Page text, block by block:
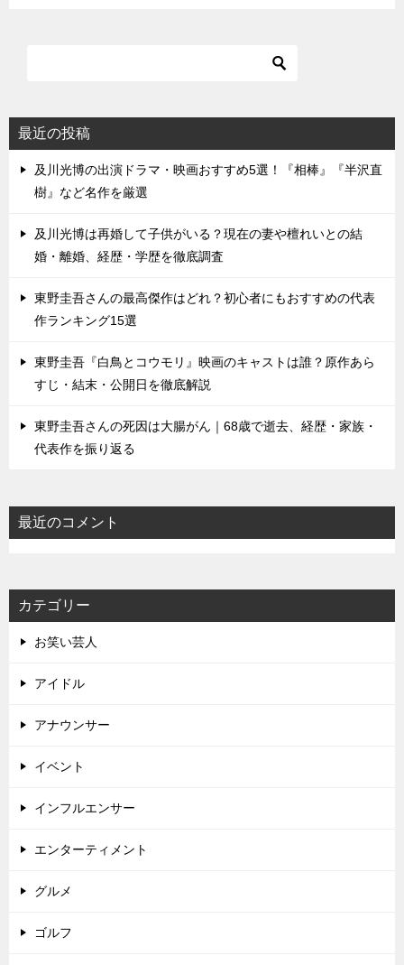
最近の投稿
及川光博の出演ドラマ・映画おすすめ5選！『相棒』『半沢直
樹』など名作を厳選
及川光博は再婚して子供がいる？現在の妻や檀れいとの結
婚・離婚、経歴・学歴を徹底調査
東野圭吾さんの最高傑作はどれ？初心者にもおすすめの代表
作ランキング15選
東野圭吾『白鳥とコウモリ』映画のキャストは誰？原作あら
すじ・結末・公開日を徹底解説
東野圭吾さんの死因は大腸がん｜68歳で逝去、経歴・家族・
代表作を振り返る
最近のコメント
カテゴリー
お笑い芸人
アイドル
アナウンサー
イベント
インフルエンサー
エンターティメント
グルメ
ゴルフ